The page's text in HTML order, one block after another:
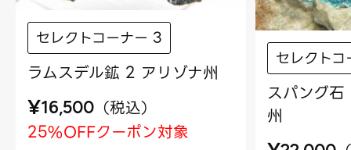
セレクトコーナー 3
ラムスデル鉱 2 アリゾナ州
¥16,500 （税込）
25%OFFクーポン対象
セレクト
スパング
州